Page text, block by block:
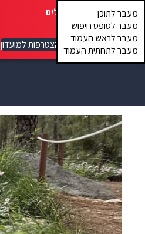
מעבר לתוכן
מעבר לטופס חיפוש
מעבר לראש העמוד
מעבר לתחתית העמוד
איפה אוכלים
הצטרפות למועדון